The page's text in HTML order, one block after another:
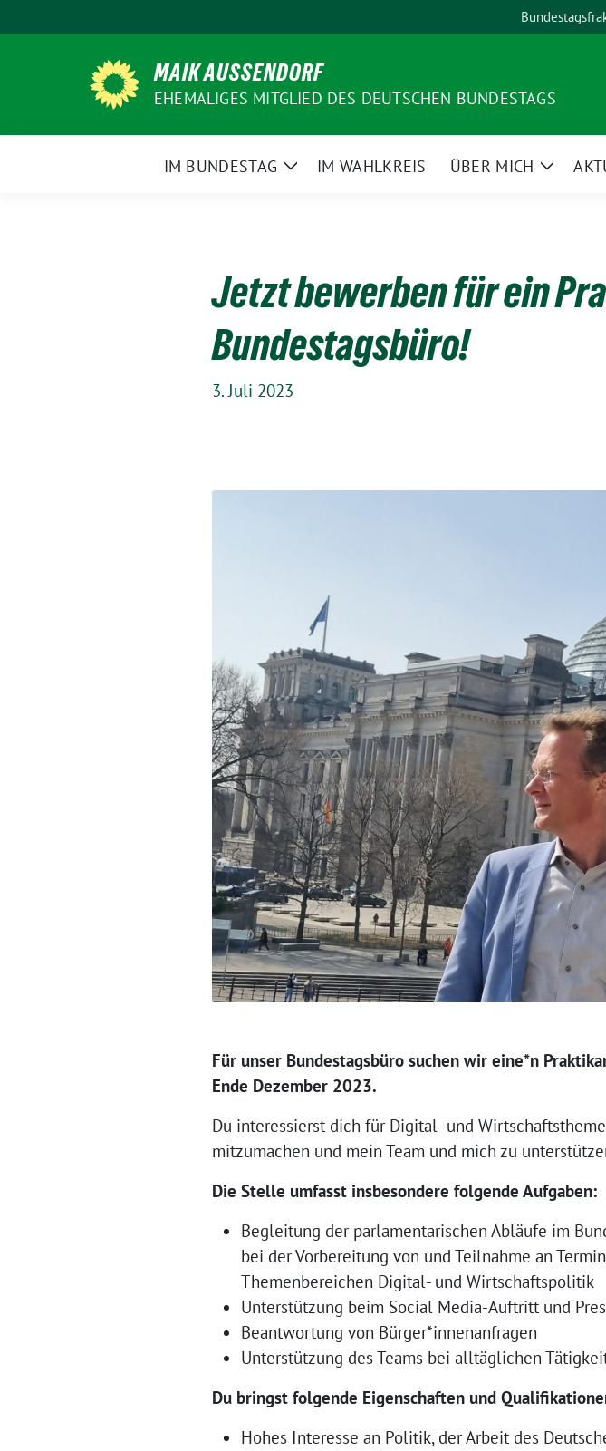
zum
MAIK AUSSENDORF
EHEMALIGES MITGLIED DES DEUTSCHEN BUNDESTAGS
IM BUNDESTAG
ZeigeIM WAHLKREIS ÜBER MICH
Zeige
Jetzt bewerben für ein
Bundestagsbüro!
3. Juli 2023
Für unser Bundestagsbüro suchen wir eine*n
Ende Dezember 2023.
Du interessierst dich für Digital- und
mitzumachen und mein Team und mich zu
Die Stelle umfasst insbesondere folgende Aufgaben:
Begleitung der parlamentarischen Abläufe im
bei der Vorbereitung von und Teilnahme an
Themenbereichen Digital- und Wirtschaftspolitik
Unterstützung beim Social Media-Auftritt und
Beantwortung von Bürger*innenanfragen
Unterstützung des Teams bei alltäglichen
Du bringst folgende Eigenschaften und
Hohes Interesse an Politik, der Arbeit des